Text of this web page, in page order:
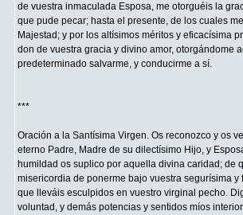
de vuestra inmaculada Esposa, me otorguéis la
que pude pecar; hasta el presente, de los cuales
Majestad; y por los altísimos méritos y eficacísima
don de vuestra gracia y divino amor, otorgándome
predeterminado salvarme, y conducirme a sí.
***
Oración a la Santísima Virgen. Os reconozco y os
eterno Padre, Madre de su dilectísimo Hijo, y
humildad os suplico por aquella divina caridad; de
misericordia de ponerme bajo vuestra segurísima
que lleváis esculpidos en vuestro virginal pecho.
voluntad, y demás potencias y sentidos míos